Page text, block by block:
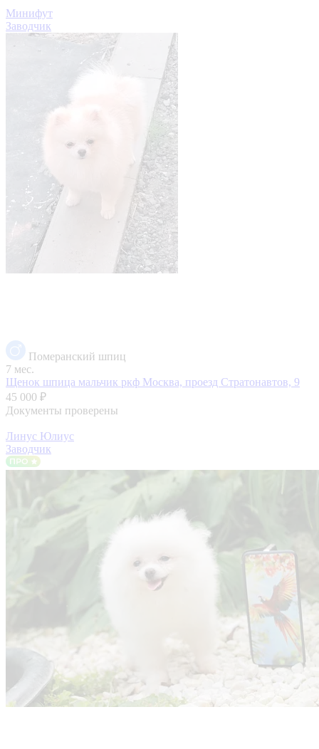
Минифут
Заводчик
Померанский шпиц
7 мес.
Щенок шпица мальчик ркф Москва, проезд Стратонавтов, 9
45 000 ₽
Документы проверены
Линус Юлиус
Заводчик